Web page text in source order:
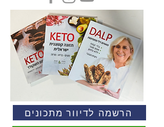
הרשמה לדיוור מתכונים